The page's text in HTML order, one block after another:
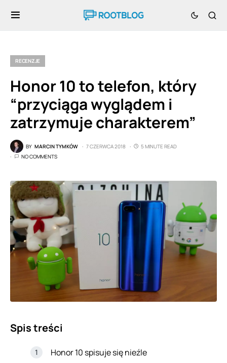
RECENZJE
Honor 10 to telefon, który
“przyciąga wyglądem i
zatrzymuje charakterem”
BY MARCIN TYMKÓW 7 CZERWCA 2018
5 MINUTE READ
NO COMMENTS
Spis treści
Honor 10 spisuje się nieźle